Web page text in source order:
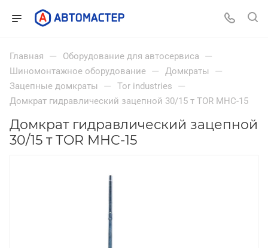
Главная — Оборудование для автосервиса —
Шиномонтажное оборудование — Домкраты —
Зацепные домкраты — Tor industries —
Домкрат гидравлический зацепной 30/15 т TOR MHC-15
Домкрат гидравлический зацепной
30/15 т TOR MHC-15